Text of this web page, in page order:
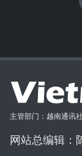
主管部门：越南通讯社
网站总编辑：